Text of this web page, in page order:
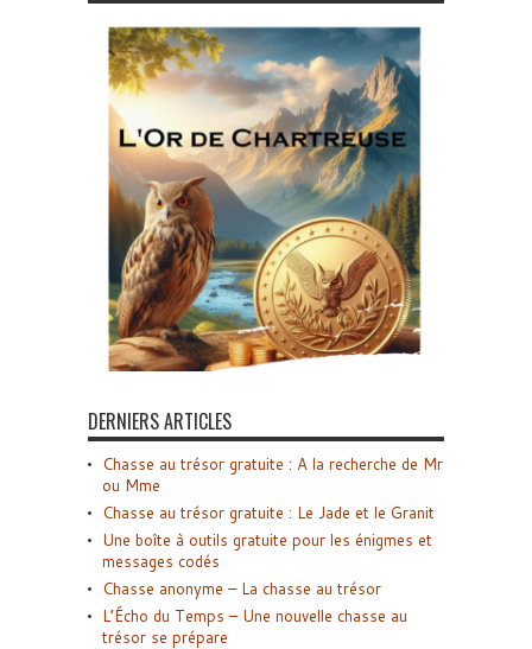
DERNIERS ARTICLES
Chasse au trésor gratuite : A la recherche de Mr
ou Mme
Chasse au trésor gratuite : Le Jade et le Granit
Une boîte à outils gratuite pour les énigmes et
messages codés
Chasse anonyme – La chasse au trésor
L’Écho du Temps – Une nouvelle chasse au
trésor se prépare